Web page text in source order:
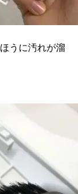
うに汚れが溜